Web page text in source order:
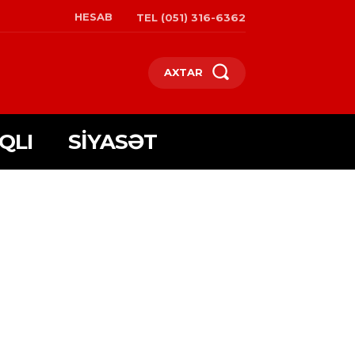
HESAB TEL (051) 316-6362
AXTAR
SIYASƏT